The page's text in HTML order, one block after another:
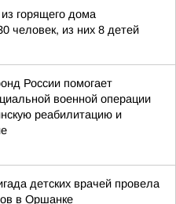
горящего дома
человек, из них 8 детей
России помогает
военной операции
реабилитацию и
детских врачей провела
в Оршанке